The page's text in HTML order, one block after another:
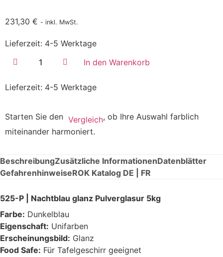
231,30 € - inkl. MwSt.
Lieferzeit: 4-5 Werktage
In den Warenkorb
Lieferzeit: 4-5 Werktage
Starten Sie den Vergleich, ob Ihre Auswahl farblich
miteinander harmoniert.
BeschreibungZusätzliche InformationenDatenblätter
GefahrenhinweiseROK Katalog DE | FR
525-P | Nachtblau glanz Pulverglasur 5kg
Farbe: Dunkelblau
Eigenschaft: Unifarben
Erscheinungsbild: Glanz
Food Safe: Für Tafelgeschirr geeignet